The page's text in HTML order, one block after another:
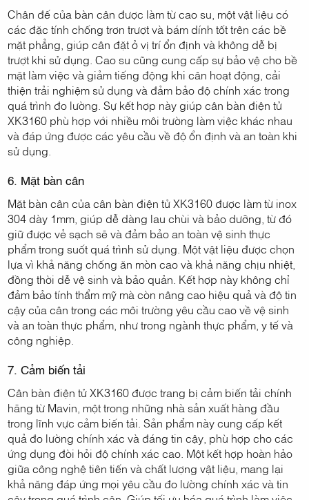
Chân đế của bàn cân được làm từ cao su, một vật liệu có
các đặc tính chống trơn trượt và bám dính tốt trên các bề
mặt phẳng, giúp cân đặt ở vị trí ổn định và không dễ bị
trượt khi sử dụng. Cao su cũng cung cấp sự bảo vệ cho bề
mặt làm việc và giảm tiếng động khi cân hoạt động, cải
thiện trải nghiệm sử dụng và đảm bảo độ chính xác trong
quá trình đo lường. Sự kết hợp này giúp cân bàn điện tử
XK3160 phù hợp với nhiều môi trường làm việc khác nhau
và đáp ứng được các yêu cầu về độ ổn định và an toàn khi
sử dụng.
6. Mặt bàn cân
Mặt bàn cân của cân bàn điện tử XK3160 được làm từ inox
304 dày 1mm, giúp dễ dàng lau chùi và bảo dưỡng, từ đó
giữ được vẻ sạch sẽ và đảm bảo an toàn vệ sinh thực
phẩm trong suốt quá trình sử dụng. Một vật liệu được chọn
lựa vì khả năng chống ăn mòn cao và khả năng chịu nhiệt,
đồng thời dễ vệ sinh và bảo quản. Kết hợp này không chỉ
đảm bảo tính thẩm mỹ mà còn nâng cao hiệu quả và độ tin
cậy của cân trong các môi trường yêu cầu cao về vệ sinh
và an toàn thực phẩm, như trong ngành thực phẩm, y tế và
công nghiệp.
7. Cảm biến tải
Cân bàn điện tử XK3160 được trang bị cảm biến tải chính
hãng từ Mavin, một trong những nhà sản xuất hàng đầu
trong lĩnh vực cảm biến tải. Sản phẩm này cung cấp kết
quả đo lường chính xác và đáng tin cậy, phù hợp cho các
ứng dụng đòi hỏi độ chính xác cao. Một kết hợp hoàn hảo
giữa công nghệ tiên tiến và chất lượng vật liệu, mang lại
khả năng đáp ứng mọi yêu cầu đo lường chính xác và tin